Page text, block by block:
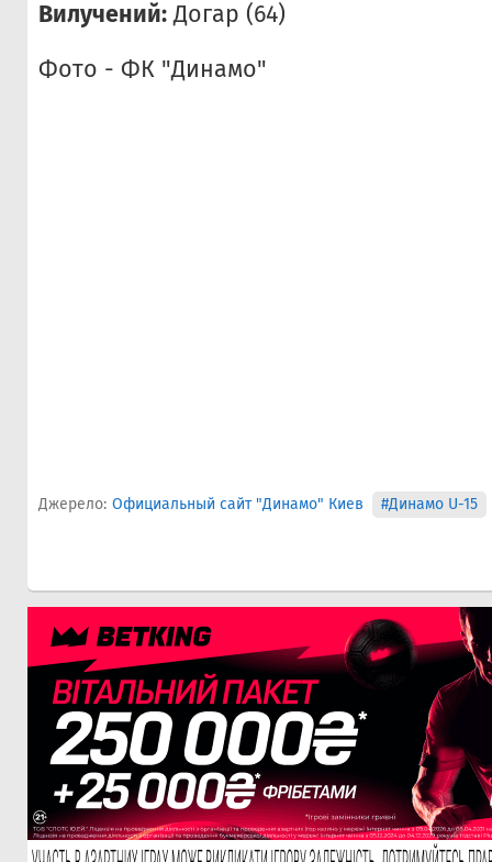
Вилучений:Догар (64)
Фото - ФК "Динамо"
Джерело: Официальный сайт "Динамо" Киев #Динамо U-15